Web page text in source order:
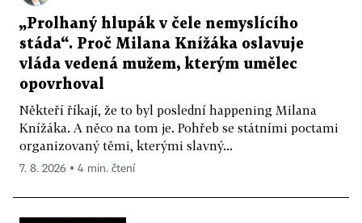
„Prolhaný hlupák v čele nemyslícího
stáda“. Proč Milana Knížáka oslavuje
vláda vedená mužem, kterým umělec
opovrhoval
Někteří říkají, že to byl poslední happening Milana
Knížáka. A něco na tom je. Pohřeb se státními poctami
organizovaný těmi, kterými slavný...
7. 8. 2026 ▪ 4 min. čtení